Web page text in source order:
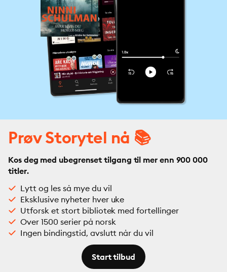
Prøv Storytel nå 📚
Kos deg med ubegrenset tilgang til mer enn 900 000
titler.
Lytt og les så mye du vil
Eksklusive nyheter hver uke
Utforsk et stort bibliotek med fortellinger
Over 1500 serier på norsk
Ingen bindingstid, avslutt når du vil
Start tilbud